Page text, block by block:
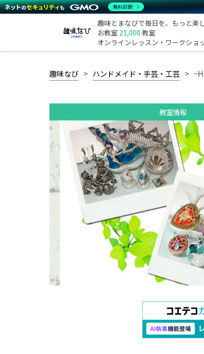
趣味とまなびで毎日を、もっと楽
お教室 21,000 教室
オンラインレッスン・ワークショ
趣味なび ハンドメイド・手芸・工芸
教室情報
無料診断